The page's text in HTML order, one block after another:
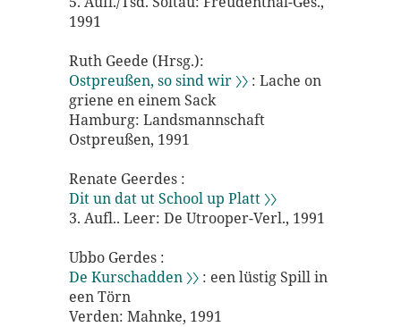
1991
Ruth Geede (Hrsg.):
Ostpreußen, so sind wir 〉〉 : Lache on
griene en einem Sack
Hamburg: Landsmannschaft
Ostpreußen, 1991
Renate Geerdes :
Dit un dat ut School up Platt 〉〉
3. Aufl.. Leer: De Utrooper-Verl., 1991
Ubbo Gerdes :
De Kurschadden 〉〉 : een lüstig Spill in
een Törn
Verden: Mahnke, 1991